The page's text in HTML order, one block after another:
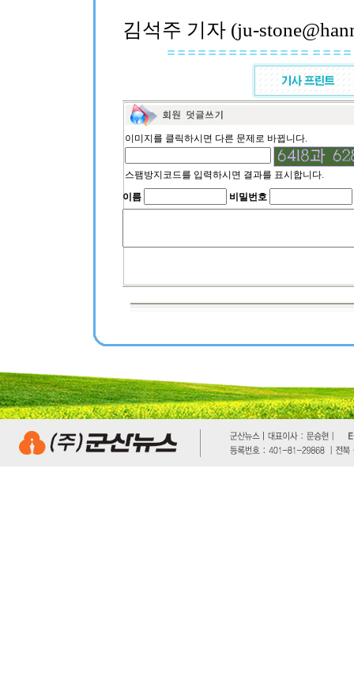
김석주 기자 (ju-
이미지를 클릭하시면 다른 문제로 바뀝니다.
스팸방지코드를 입력하시면 결과를 표시합니다.
이름
비밀번호